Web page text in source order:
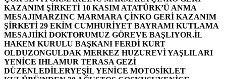
KAZANIM ŞİRKETİ 10 KASIM ATATÜRK’Ü ANMA
MESAJIMARZINC MARMARA ÇİNKO GERİ KAZANIM
ŞİRKETİ 29 EKİM CUMHURİYET BAYRAMI KUTLAMA
MESAJIİKİ DOKTORUMUZ GÖREVE BAŞLIYOR.İL
HAKEM KURULU BAŞKANI FERDİ KURT
OLDUZONGULDAK MERKEZ HUZUREVİ YAŞLILARI
YENİCE IHLAMUR TERASA GEZİ
DÜZENLEDİLERYEŞİL YENİCE MOTOSİKLET